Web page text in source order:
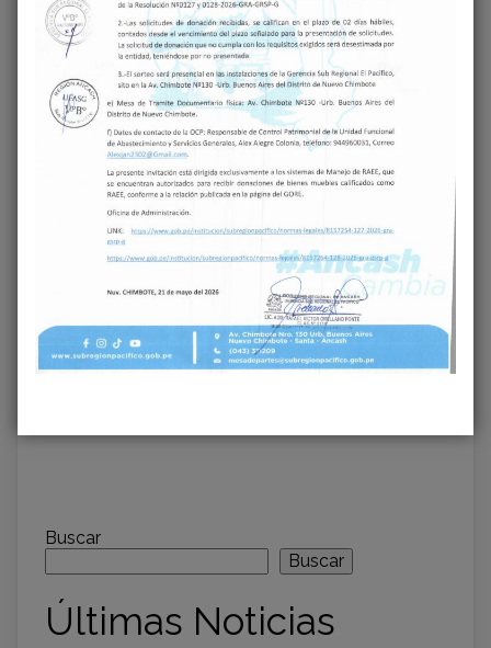
Share on Facebook Share on Twitter
Previous
GOBIERNO
REGIONAL DE
ÁNCASH UNIRÁ
DESARROLLO CON
IMPORTANTE
GERENCIA
SUBREGIONAL EL
PACÍFICO LIDERA
EJECUCIÓN DE
INVERSIONES EN
ÁNCASH
Buscar
Buscar
Últimas Noticias